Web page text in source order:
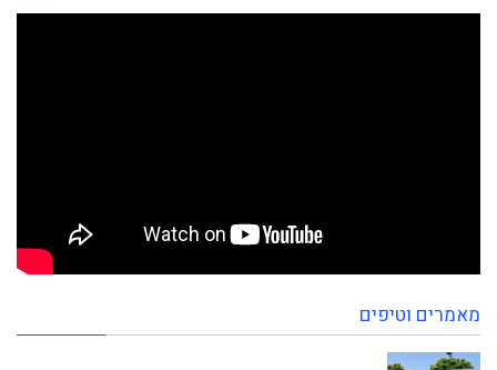
מאמרים וטיפים